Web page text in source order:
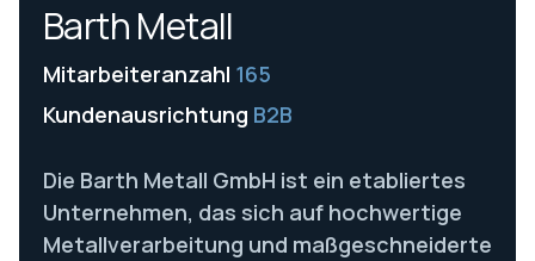
Barth Metall
Mitarbeiteranzahl 165
Kundenausrichtung B2B
Die Barth Metall GmbH ist ein etabliertes
Unternehmen, das sich auf hochwertige
Metallverarbeitung und maßgeschneiderte